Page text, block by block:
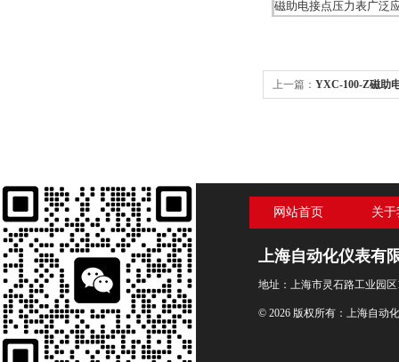
磁助电接点压力表广泛
上一篇： YXC-100-Z磁助
网站首页 关
上海自动化仪表有
地址：上海市灵石路工业园区
© 2026 版权所有：上海自动